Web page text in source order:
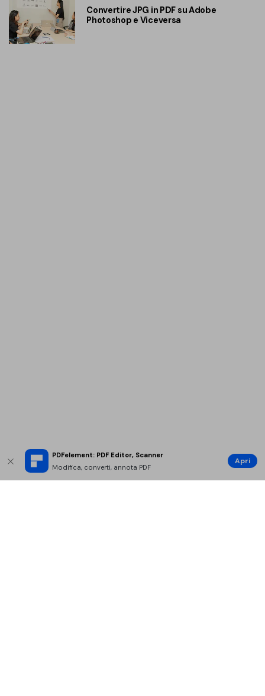
PDFelement: PDF Editor, Scanner
Modifica, converti, annota PDF
Apri
Convertire JPG in PDF su Adobe
Photoshop e Viceversa